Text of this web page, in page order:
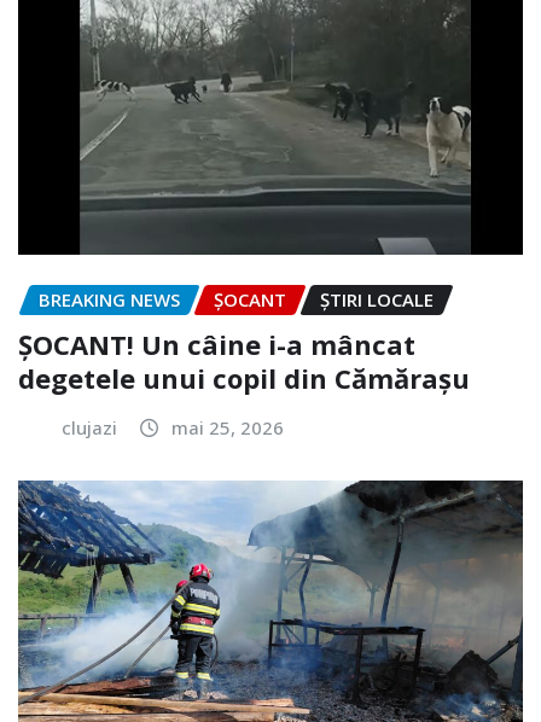
BREAKING NEWS ȘOCANT ȘTIRI LOCALE
ȘOCANT! Un câine i-a mâncat
degetele unui copil din Cămărașu
clujazi mai 25, 2026